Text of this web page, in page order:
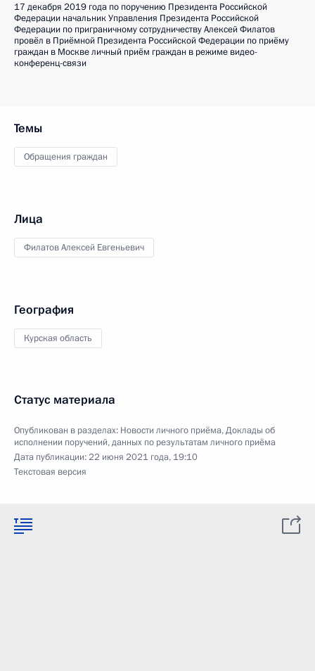
17 декабря 2019 года по поручению Президента Российской
Федерации начальник Управления Президента Российской
Федерации по приграничному сотрудничеству Алексей Филатов
провёл в Приёмной Президента Российской Федерации по приёму
граждан в Москве личный приём граждан в режиме видео-
конференц-связи
Темы
Обращения граждан
Лица
Филатов Алексей Евгеньевич
География
Курская область
Статус материала
Опубликован в разделах: Новости личного приёма,Доклады об
исполнении поручений, данных по результатам личного приёма
Дата публикации:22 июня 2021 года, 19:10
Текстовая версия